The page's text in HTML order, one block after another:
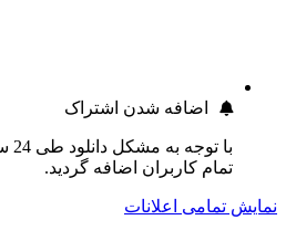
اضافه شدن اشتراک
تمام کاربران اضافه گردید.
نمایش تمامی اعلانات